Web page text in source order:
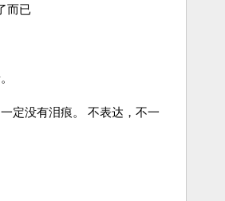
而已
定没有泪痕。 不表达，不一